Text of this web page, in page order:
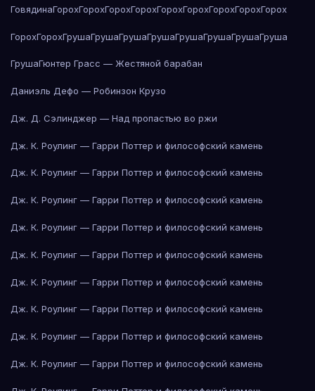
ГовядинаГорохГорохГорохГорохГорохГорохГорохГорохГорох
ГорохГорохГрушаГрушаГрушаГрушаГрушаГрушаГрушаГруша
ГрушаГюнтер Грасс — Жестяной барабан
Даниэль Дефо — Робинзон Крузо
Дж. Д. Сэлинджер — Над пропастью во ржи
Дж. К. Роулинг — Гарри Поттер и философский камень
Дж. К. Роулинг — Гарри Поттер и философский камень
Дж. К. Роулинг — Гарри Поттер и философский камень
Дж. К. Роулинг — Гарри Поттер и философский камень
Дж. К. Роулинг — Гарри Поттер и философский камень
Дж. К. Роулинг — Гарри Поттер и философский камень
Дж. К. Роулинг — Гарри Поттер и философский камень
Дж. К. Роулинг — Гарри Поттер и философский камень
Дж. К. Роулинг — Гарри Поттер и философский камень